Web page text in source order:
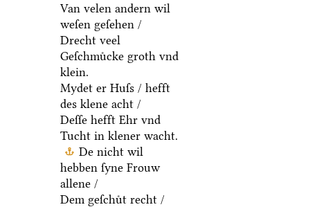
Van velen andern wil
weſen geſehen /
Drecht veel
Geſchmuͤcke groth vnd
klein.
Mydet er Huſs / hefft
des klene acht /
Deſſe hefft Ehr vnd
Tucht in klener wacht.
De nicht wil
hebben ſyne Frouw
allene /
Dem geſchuͤt recht /